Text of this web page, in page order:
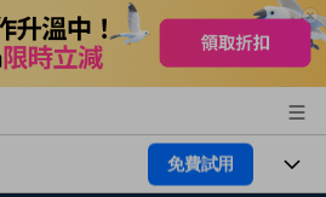
免費試用